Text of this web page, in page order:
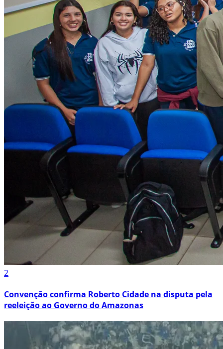
2
Convenção confirma Roberto Cidade na disputa pela
reeleição ao Governo do Amazonas